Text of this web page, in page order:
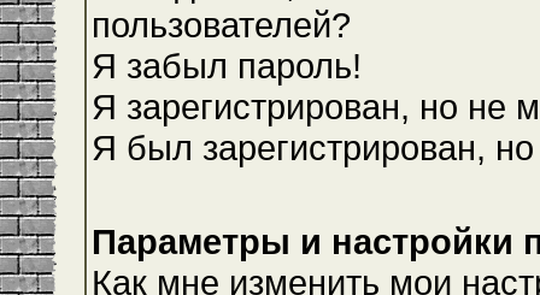
пользователей?
Я забыл пароль!
Я зарегистрирован, но не
Я был зарегистрирован,
Параметры и настройки
Как мне изменить мои